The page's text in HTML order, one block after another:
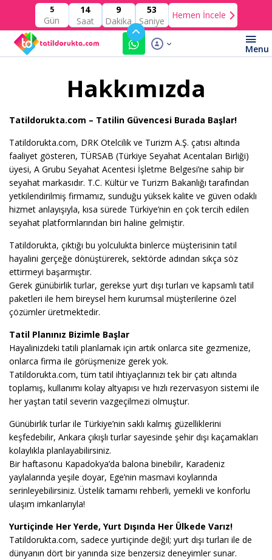
5
Gün
14
Saat
9
Dakika
53
Saniye
Hemen İncele
Hakkımızda
Tatildorukta.com – Tatilin Güvencesi Burada Başlar!
Tatildorukta.com, DRK Otelcilik ve Turizm A.Ş. çatısı altında
faaliyet gösteren, TÜRSAB (Türkiye Seyahat Acentaları Birliği)
üyesi, A Grubu Seyahat Acentesi İşletme Belgesi’ne sahip bir
seyahat markasıdır. T.C. Kültür ve Turizm Bakanlığı tarafından
yetkilendirilmiş firmamız, sunduğu yüksek kalite ve güven odaklı
hizmet anlayışıyla, kısa sürede Türkiye’nin en çok tercih edilen
seyahat platformlarından biri haline gelmiştir.
Tatildorukta, çıktığı bu yolculukta binlerce müşterisinin tatil
hayalini gerçeğe dönüştürerek, sektörde adından sıkça söz
ettirmeyi başarmıştır.
Gerek günübirlik turlar, gerekse yurt dışı turları ve kapsamlı tatil
paketleri ile hem bireysel hem kurumsal müşterilerine özel
çözümler üretmektedir.
Tatil Planınız Bizimle Başlar
Hayalinizdeki tatili planlamak için artık onlarca site gezmenize,
onlarca firma ile görüşmenize gerek yok.
Tatildorukta.com, tüm tatil ihtiyaçlarınızı tek bir çatı altında
toplamış, kullanımı kolay altyapısı ve hızlı rezervasyon sistemi ile
her yaştan tatil severin vazgeçilmezi olmuştur.
Günübirlik turlar ile Türkiye’nin saklı kalmış güzelliklerini
keşfedebilir, Ankara çıkışlı turlar sayesinde şehir dışı kaçamakları
kolaylıkla planlayabilirsiniz.
Bir haftasonu Kapadokya’da balona binebilir, Karadeniz
yaylalarında yeşile doyar, Ege’nin masmavi koylarında
serinleyebilirsiniz. Üstelik tamamı rehberli, yemekli ve konforlu
ulaşım imkanlarıyla!
Yurtiçinde Her Yerde, Yurt Dışında Her Ülkede Varız!
Tatildorukta.com, sadece yurtiçinde değil; yurt dışı turları ile de
dünyanın dört bir yanında size benzersiz deneyimler sunar.